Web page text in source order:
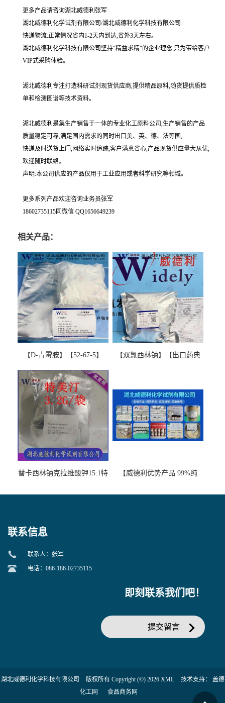
更多产品请咨询湖北威德利张军
湖北威德利化学试剂有限公司/湖北威德利化学科技有限公司
快递物流:正常情况省内1-2天内到达,省外3天左右。
湖北威德利化学科技有限公司坚持“精益求精"的企业理念,只为带给客户
VIP式采购体验。
湖北威德利专注打造科研试剂现货供应商,提供精品原料,随货提供质检
单和检测图谱等技术资料。
湖北威德利是集生产销售于一体的专业化工原料公司,生产销售的产品
质量稳定可靠,满足国内需求的同时出口美、英、德、法等国,
快递及时送货上门,网络实时追踪,客户满意省心,产品现货供应量大从优,
欢迎随时联络。
声明:本公司供应的产品仅用于工业应用或者科学研究等领域。
更多系列产品欢迎咨询业务员张军
18602735115同微信 QQ1656649239
相关产品：
【D-青霉胺】【52-67-5】
图谱检测方法现货供应咨询
张军52-67-5
【双氯西林钠】【出口药典
替卡西林钠克拉维酸钾15:1特
【威德利优势产品 99%纯
联系信息
联系人：张军
电话：086-186-02735115
即刻联系我们吧！
提交留言
湖北威德利化学科技有限公司 版权所有 Copyright (©) 2026 XML 技术支持： 盖德
化工网
食品商务网